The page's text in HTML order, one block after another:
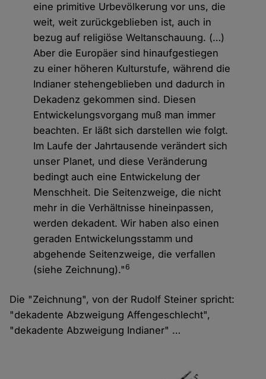
eine primitive Urbevölkerung vor uns, die
weit, weit zurückgeblieben ist, auch in
bezug auf religiöse Weltanschauung. (…)
Aber die Europäer sind hinaufgestiegen
zu einer höheren Kulturstufe, während die
Indianer stehengeblieben und dadurch in
Dekadenz gekommen sind. Diesen
Entwickelungsvorgang muß man immer
beachten. Er läßt sich darstellen wie folgt.
Im Laufe der Jahrtausende verändert sich
unser Planet, und diese Veränderung
bedingt auch eine Entwickelung der
Menschheit. Die Seitenzweige, die nicht
mehr in die Verhältnisse hineinpassen,
werden dekadent. Wir haben also einen
geraden Entwickelungsstamm und
abgehende Seitenzweige, die verfallen
(siehe Zeichnung)."6
Die "Zeichnung", von der Rudolf Steiner spricht:
"dekadente Abzweigung Affengeschlecht",
"dekadente Abzweigung Indianer" …